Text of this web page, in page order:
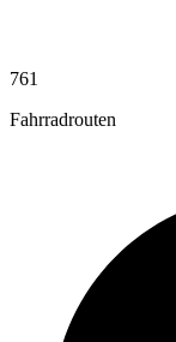
761
Fahrradrouten